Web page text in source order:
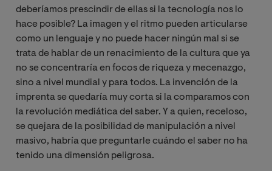
deberíamos prescindir de ellas si la tecnología nos lo
hace posible? La imagen y el ritmo pueden articularse
como un lenguaje y no puede hacer ningún mal si se
trata de hablar de un renacimiento de la cultura que ya
no se concentraría en focos de riqueza y mecenazgo,
sino a nivel mundial y para todos. La invención de la
imprenta se quedaría muy corta si la comparamos con
la revolución mediática del saber. Y a quien, receloso,
se quejara de la posibilidad de manipulación a nivel
masivo, habría que preguntarle cuándo el saber no ha
tenido una dimensión peligrosa.